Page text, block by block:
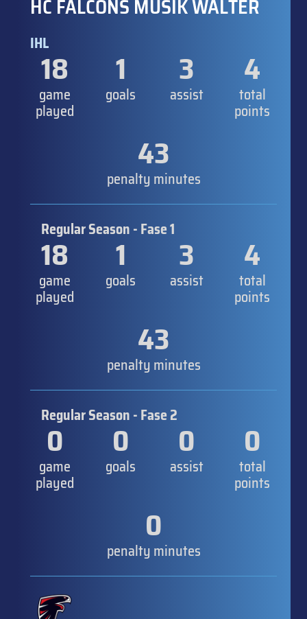
HC FALCONS MUSIK WALTER
IHL
18
game
played
1
goals
3
assist
4
total
points
43
penalty minutes
Regular Season - Fase 1
18
game
played
1
goals
3
assist
4
total
points
43
penalty minutes
Regular Season - Fase 2
0
game
played
0
goals
0
assist
0
total
points
0
penalty minutes